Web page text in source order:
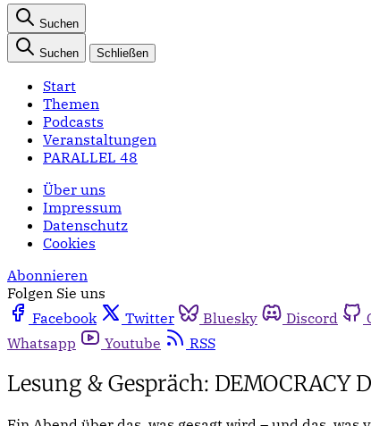
Suchen
Suchen Schließen
Start
Themen
Podcasts
Veranstaltungen
PARALLEL 48
Über uns
Impressum
Datenschutz
Cookies
Abonnieren
Folgen Sie uns
Facebook
Twitter Bluesky Discord
Whatsapp
Youtube RSS
Lesung & Gespräch: